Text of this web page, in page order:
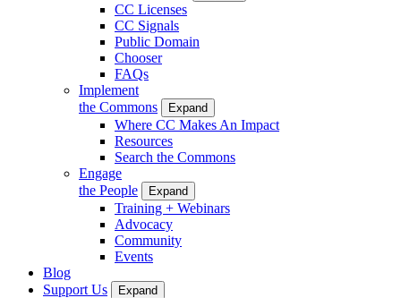
CC Licenses
CC Signals
Public Domain
Chooser
FAQs
Implement
the Commons
Expand
Where CC Makes An Impact
Resources
Search the Commons
Engage
the People
Expand
Training + Webinars
Advocacy
Community
Events
Blog
Support Us
Expand